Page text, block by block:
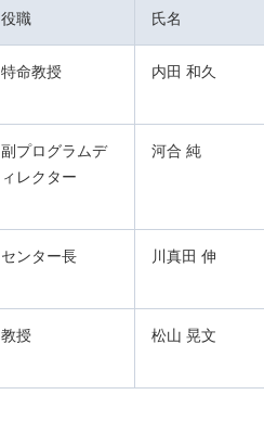
役職 氏名
特命教授 内田 和久
副プログラムデ
ィレクター
河合 純
センター長 川真田 伸
教授 松山 晃文